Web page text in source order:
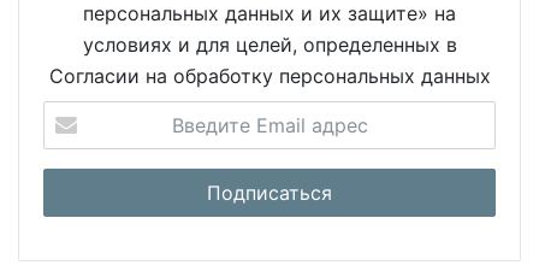
персональных данных и их защите» на
условиях и для целей, определенных в
Согласии на обработку персональных данных